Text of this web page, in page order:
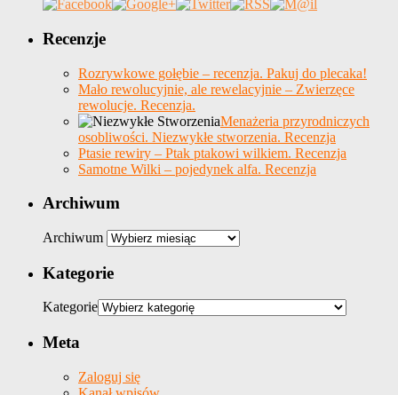
Recenzje
Rozrywkowe gołębie – recenzja. Pakuj do plecaka!
Mało rewolucyjnie, ale rewelacyjnie – Zwierzęce
rewolucje. Recenzja.
Menażeria przyrodniczych
osobliwości. Niezwykłe stworzenia. Recenzja
Ptasie rewiry – Ptak ptakowi wilkiem. Recenzja
Samotne Wilki – pojedynek alfa. Recenzja
Archiwum
Archiwum
Kategorie
Kategorie
Meta
Zaloguj się